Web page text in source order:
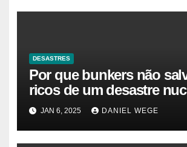
DESASTRES
Por que bunkers não
ricos de um desastre
JAN 6, 2025 DANIEL WEGE